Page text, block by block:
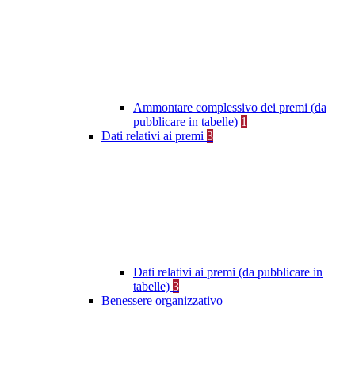
Ammontare complessivo dei premi (da
pubblicare in tabelle) 1
Dati relativi ai premi 3
Dati relativi ai premi (da pubblicare in
tabelle) 3
Benessere organizzativo